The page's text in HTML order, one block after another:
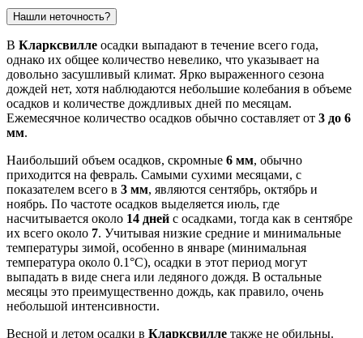
Нашли неточность?
В Кларксвилле осадки выпадают в течение всего года,
однако их общее количество невелико, что указывает на
довольно засушливый климат. Ярко выраженного сезона
дождей нет, хотя наблюдаются небольшие колебания в объеме
осадков и количестве дождливых дней по месяцам.
Ежемесячное количество осадков обычно составляет от 3 до 6
мм.
Наибольший объем осадков, скромные 6 мм, обычно
приходится на февраль. Самыми сухими месяцами, с
показателем всего в 3 мм, являются сентябрь, октябрь и
ноябрь. По частоте осадков выделяется июль, где
насчитывается около 14 дней с осадками, тогда как в сентябре
их всего около 7. Учитывая низкие средние и минимальные
температуры зимой, особенно в январе (минимальная
температура около 0.1°C), осадки в этот период могут
выпадать в виде снега или ледяного дождя. В остальные
месяцы это преимущественно дождь, как правило, очень
небольшой интенсивности.
Весной и летом осадки в Кларксвилле также не обильны.